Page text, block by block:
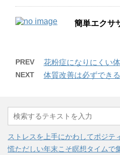
簡単エクサ
PREV 花粉症になりにくい
NEXT 体質改善は必ずでき
ストレスを上手にかわしてポジテ
慌ただしい年末こそ瞑想タイムで